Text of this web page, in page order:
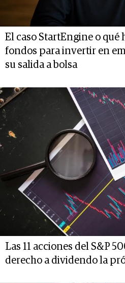
El caso StartEngine o qué
fondos para invertir en
su salida a bolsa
Las 11 acciones del S&P
derecho a dividendo la